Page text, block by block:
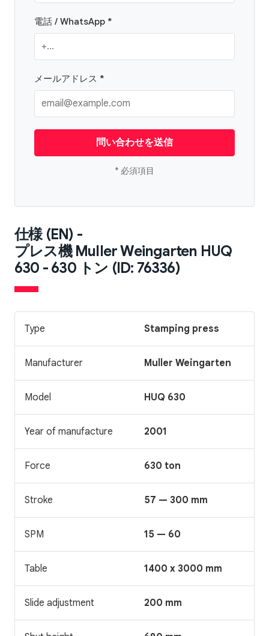
電話 / WhatsApp *
メールアドレス *
問い合わせを送信
* 必須項目
仕様 (EN) -
プレス機 Muller Weingarten HUQ
630 - 630 トン (ID: 76336)
Type Stamping press
Manufacturer Muller Weingarten
Model HUQ 630
Year of manufacture 2001
Force 630 ton
Stroke 57 — 300 mm
SPM 15 — 60
Table 1400 x 3000 mm
Slide adjustment 200 mm